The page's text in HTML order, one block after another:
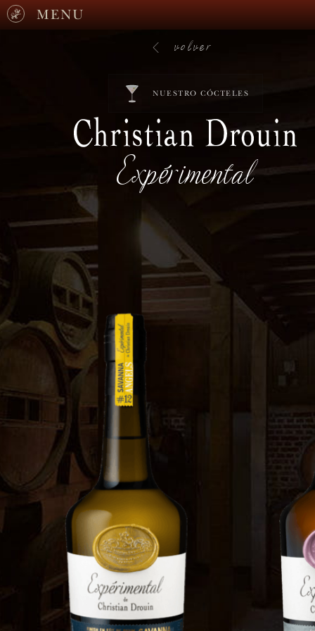
MENU
volver
NUESTRO CÓCTELES
Expérimental